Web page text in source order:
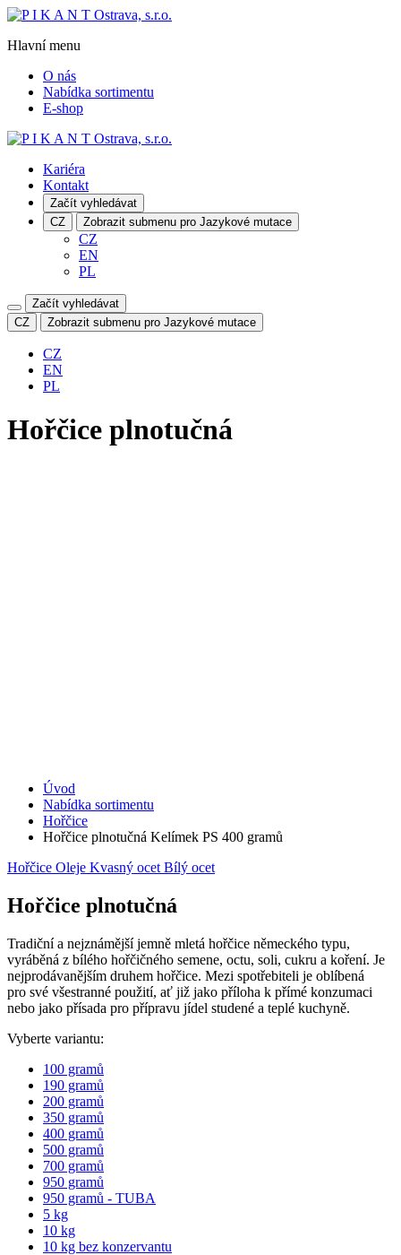
Hlavní menu
O nás
Nabídka sortimentu
E-shop
Kariéra
Kontakt
Začít vyhledávat
CZ
Zobrazit submenu pro Jazykové mutace
CZ
EN
PL
Začít vyhledávat
CZ
Zobrazit submenu pro Jazykové mutace
CZ
EN
PL
Hořčice plnotučná
Úvod
Nabídka sortimentu
Hořčice
Hořčice plnotučná Kelímek PS 400 gramů
Hořčice Oleje Kvasný ocet Bílý ocet
Hořčice plnotučná
Tradiční a nejznámější jemně mletá hořčice německého typu,
vyráběná z bílého hořčičného semene, octu, soli, cukru a koření. Je
nejprodávanějším druhem hořčice. Mezi spotřebiteli je oblíbená
pro své všestranné použití, ať již jako příloha k přímé konzumaci
nebo jako přísada pro přípravu jídel studené a teplé kuchyně.
Vyberte variantu:
100 gramů
190 gramů
200 gramů
350 gramů
400 gramů
500 gramů
700 gramů
950 gramů
950 gramů - TUBA
5 kg
10 kg
10 kg bez konzervantu